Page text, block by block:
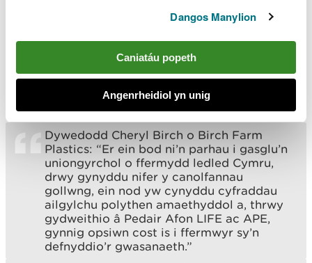
Dangos Manylion
Caniatáu popeth
Angenrheidiol yn unig
i adolygu arferion cyfredol o ran gwaredu plastigau
Dangosodd canlyniadau’r arolwg hwn mai cost yw
un o’r prif rwystrau sy’n atal mwy o ffermwyr rhag
ailgylchu eu gwastraff plastig silwair.
Dywedodd Cheryl Birch o Birch Farm
Plastics: “Er ein bod ni’n parhau i gasglu’n
uniongyrchol o ffermydd ledled Cymru,
drwy gynyddu nifer y canolfannau
gollwng, ein nod yw cynyddu cyfraddau
ailgylchu polythen amaethyddol a, thrwy
gydweithio â Pedair Afon LIFE ac APE,
gynnig opsiwn cost is i ffermwyr sy’n
defnyddio’r gwasanaeth.”